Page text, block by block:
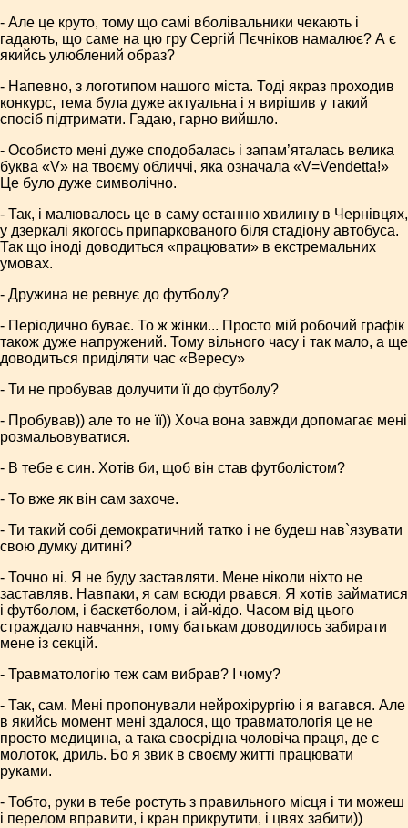
- Але це круто, тому що самі вболівальники чекають і
гадають, що саме на цю гру Сергій Пєчніков намалює? А є
якийсь улюблений образ?
- Напевно, з логотипом нашого міста. Тоді якраз проходив
конкурс, тема була дуже актуальна і я вирішив у такий
спосіб підтримати. Гадаю, гарно вийшло.
- Особисто мені дуже сподобалась і запам’яталась велика
буква «V» на твоєму обличчі, яка означала «V=Vendetta!»
Це було дуже символічно.
- Так, і малювалось це в саму останню хвилину в Чернівцях,
у дзеркалі якогось припаркованого біля стадіону автобуса.
Так що іноді доводиться «працювати» в екстремальних
умовах.
- Дружина не ревнує до футболу?
- Періодично буває. То ж жінки... Просто мій робочий графік
також дуже напружений. Тому вільного часу і так мало, а ще
доводиться приділяти час «Вересу»
- Ти не пробував долучити її до футболу?
- Пробував)) але то не її)) Хоча вона завжди допомагає мені
розмальовуватися.
- В тебе є син. Хотів би, щоб він став футболістом?
- То вже як він сам захоче.
- Ти такий собі демократичний татко і не будеш нав`язувати
свою думку дитині?
- Точно ні. Я не буду заставляти. Мене ніколи ніхто не
заставляв. Навпаки, я сам всюди рвався. Я хотів займатися
і футболом, і баскетболом, і ай-кідо. Часом від цього
страждало навчання, тому батькам доводилось забирати
мене із секцій.
- Травматологію теж сам вибрав? І чому?
- Так, сам. Мені пропонували нейрохірургію і я вагався. Але
в якийсь момент мені здалося, що травматологія це не
просто медицина, а така своєрідна чоловіча праця, де є
молоток, дриль. Бо я звик в своєму житті працювати
руками.
- Тобто, руки в тебе ростуть з правильного місця і ти можеш
і перелом вправити, і кран прикрутити, і цвях забити))